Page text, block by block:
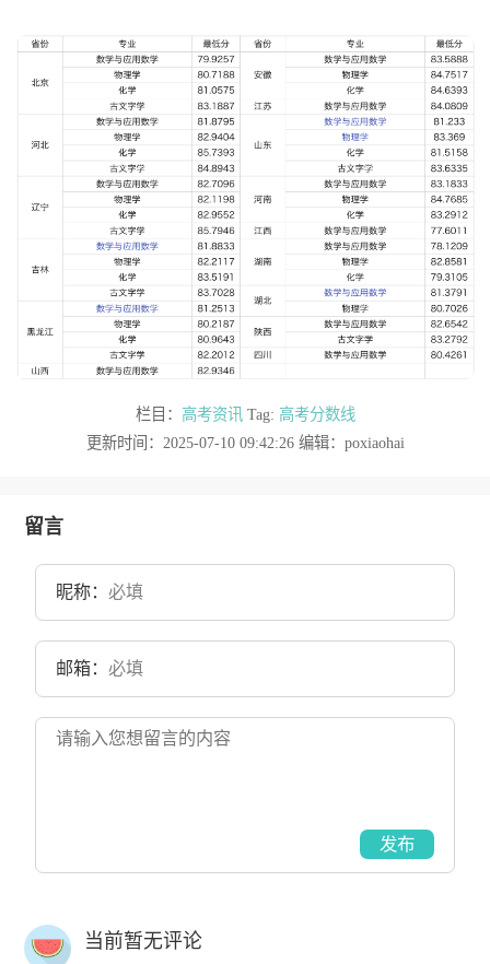
栏目： 高考资讯Tag: 高考分数线
更新时间：2025-07-10 09:42:26 编辑：poxiaohai
留言
昵称：
邮箱：
发布
当前暂无评论